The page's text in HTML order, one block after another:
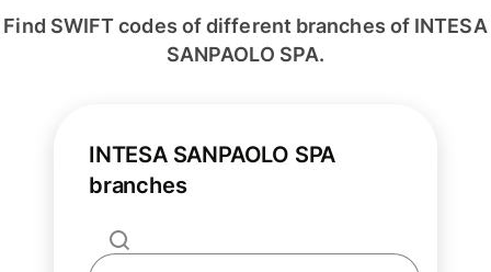
Find SWIFT codes of different branches of INTESA
SANPAOLO SPA.
INTESA SANPAOLO SPA
branches